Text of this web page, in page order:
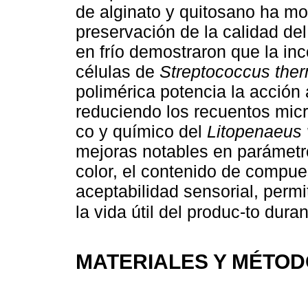
de alginato y quitosano ha
preservación de la calidad
en frío demostraron que la
células de Streptococcus
polimérica potencia la
reduciendo los recuentos
co y químico del Litopenaeus
mejoras notables en
color, el contenido de
aceptabilidad sensorial,
la vida útil del produc-to
MATERIALES Y